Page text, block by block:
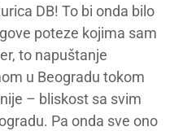
DB! To bi onda bilo
poteze kojima sam
to napuštanje
u Beogradu tokom
– bliskost sa svim
Pa onda sve ono